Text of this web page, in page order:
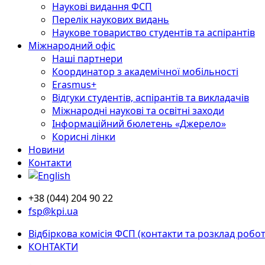
Наукові видання ФСП
Перелік наукових видань
Наукове товариство студентів та аспірантів
Міжнародний офіс
Наші партнери
Координатор з академічної мобільності
Erasmus+
Відгуки студентів, аспірантів та викладачів
Міжнародні наукові та освітні заходи
Інформаційний бюлетень «Джерело»
Корисні лінки
Новини
Контакти
+38 (044) 204 90 22
fsp@kpi.ua
Відбіркова комісія ФСП (контакти та розклад
КОНТАКТИ